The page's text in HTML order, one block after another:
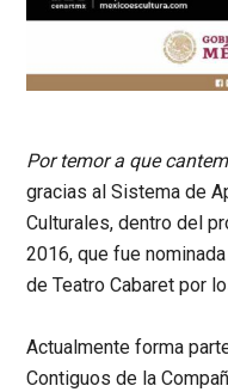
Por temor a que
gracias al Sistema de
Culturales, dentro del
2016, que fue
de Teatro Cabaret por
Actualmente forma
Contiguos de la